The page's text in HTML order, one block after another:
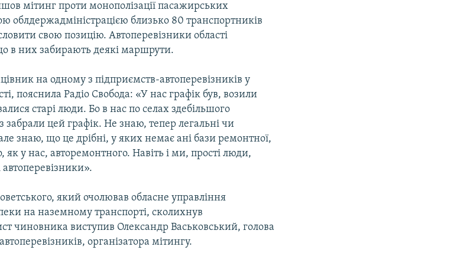
мітинг проти монополізації пасажирських
облдержадміністрацією близько 80 транспортників
свою позицію. Автоперевізники області
в них забирають деякі маршрути.
на одному з підприємств-автоперевізників у
пояснила Радіо Свобода: «У нас графік був, возили
старі люди. Бо в нас по селах здебільшого
цей графік. Не знаю, тепер легальні чи
знаю, що це дрібні, у яких немає ані бази ремонтної,
як у нас, авторемонтного. Навіть і ми, прості люди,
який очолював обласне управління
на наземному транспорті, сколихнув
чиновника виступив Олександр Васьковський, голова
організатора мітингу.